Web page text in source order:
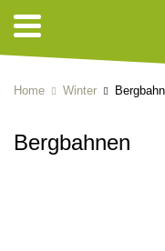
Home Winter
Bergbahnen